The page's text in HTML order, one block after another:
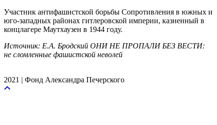
Участник антифашистской борьбы Сопротивления в южных и
юго-западных районах гитлеровской империи, казненный в
концлагере Маутхаузен в 1944 году.
Источник: Е.А. Бродский ОНИ НЕ ПРОПАЛИ БЕЗ ВЕСТИ:
не сломленные фашистской неволей
2021 | Фонд Александра Печерского